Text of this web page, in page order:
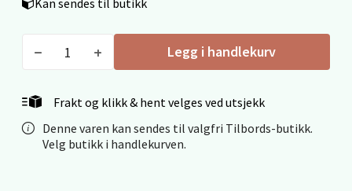
Kan sendes til butikk
Legg i handlekurv
Frakt og klikk & hent velges ved utsjekk
Denne varen kan sendes til valgfri Tilbords-butikk.
Velg butikk i handlekurven.
0 i butikk
Mo i Rana - Thon Senter Mo i Rana